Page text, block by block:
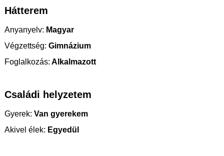
Hátterem
Anyanyelv: Magyar
Végzettség: Gimnázium
Foglalkozás: Alkalmazott
Családi helyzetem
Gyerek: Van gyerekem
Akivel élek: Egyedül